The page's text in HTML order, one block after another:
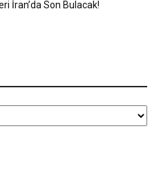
İran’da Son Bulacak!